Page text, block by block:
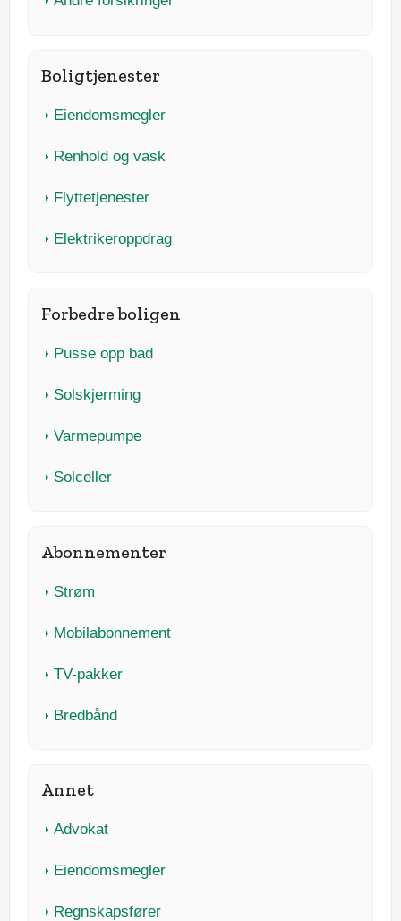
Boligtjenester
Eiendomsmegler
Renhold og vask
Flyttetjenester
Elektrikeroppdrag
Forbedre boligen
Pusse opp bad
Solskjerming
Varmepumpe
Solceller
Abonnementer
Strøm
Mobilabonnement
TV-pakker
Bredbånd
Annet
Advokat
Eiendomsmegler
Regnskapsfører